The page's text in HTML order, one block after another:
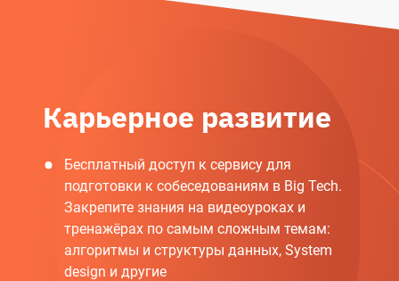
Карьерное развитие
Бесплатный доступ к сервису для
подготовки к собеседованиям в Big Tech.
Закрепите знания на видеоуроках и
тренажёрах по самым сложным темам:
алгоритмы и структуры данных, System
design и другие